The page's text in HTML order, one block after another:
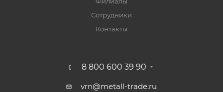
Сотрудники
Контакты
8 800 600 39 90
vrn@metall-trade.ru